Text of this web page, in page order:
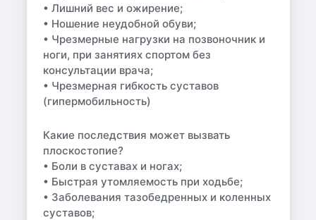
• Лишний вес и ожирение;
• Ношение неудобной обуви;
• Чрезмерные нагрузки на позвоночник и
ноги, при занятиях спортом без
консультации врача;
• Чрезмерная гибкость суставов
(гипермобильность)
Какие последствия может вызвать
плоскостопие?
• Боли в суставах и ногах;
• Быстрая утомляемость при ходьбе;
• Заболевания тазобедренных и коленных
суставов;